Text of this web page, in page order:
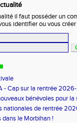
il faut posséder un
identifier ou vous
- Cap sur la rentrée
bénévoles pour
nationales de rentrée
dans le Morbihan !